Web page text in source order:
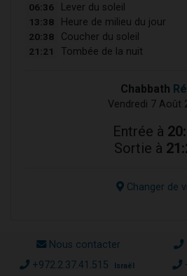
06:36 Lever du soleil
13:38 Heure de milieu du jour
20:38 Coucher du soleil
21:21 Tombée de la nuit
Chabbath
Vendredi 7 Août
Entrée à
Sortie à
Changer de
Nous contacter
+972.2.37.41.515 Israël